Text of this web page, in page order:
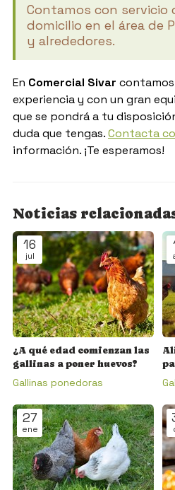
Contamos con servicio
domicilio en el área de
y alrededores.
En Comercial Sivar
experiencia y con un gran
que se pondrá a tu
duda que tengas.Contacta
información. ¡Te esperamos!
Noticias
16
jul
¿A qué edad comienzan las
gallinas a poner huevos?
Gallinas ponedoras
27
ene